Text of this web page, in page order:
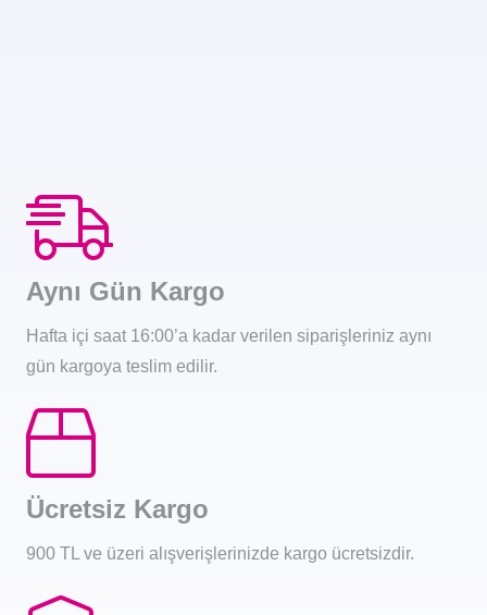
Aynı Gün Kargo
Hafta içi saat 16:00’a kadar verilen siparişleriniz aynı
gün kargoya teslim edilir.
Ücretsiz Kargo
900 TL ve üzeri alışverişlerinizde kargo ücretsizdir.